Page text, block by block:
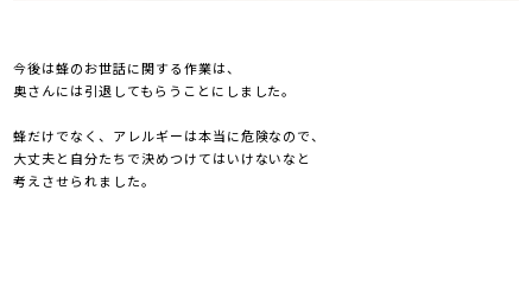
今後は蜂のお世話に関する作業は、
奥さんには引退してもらうことにしました。
蜂だけでなく、アレルギーは本当に危険なので、
大丈夫と自分たちで決めつけてはいけないなと
考えさせられました。